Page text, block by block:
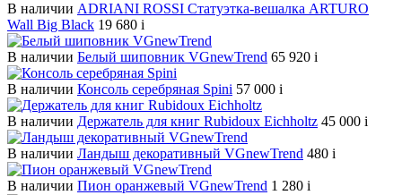
В наличии ADRIANI ROSSI Статуэтка-вешалка ARTURO
Wall Big Black 19 680 i
В наличии Белый шиповник VGnewTrend 65 920 i
В наличии Консоль серебряная Spini 57 000 i
В наличии Держатель для книг Rubidoux Eichholtz 45 000 i
В наличии Ландыш декоративный VGnewTrend 480 i
В наличии Пион оранжевый VGnewTrend 1 280 i